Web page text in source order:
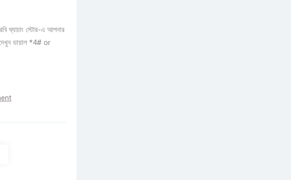
ঘ্যাচাং স্টোর-এ আপনার
দেখুন ডায়াল *4# or